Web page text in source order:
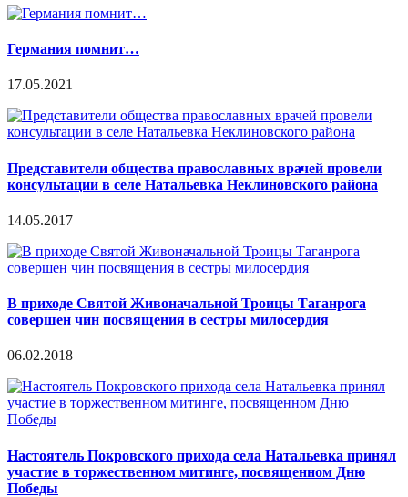
Германия помнит…
17.05.2021
Представители общества православных врачей провели
консультации в селе Натальевка Неклиновского района
14.05.2017
В приходе Святой Живоначальной Троицы Таганрога
совершен чин посвящения в сестры милосердия
06.02.2018
Настоятель Покровского прихода села Натальевка принял
участие в торжественном митинге, посвященном Дню
Победы